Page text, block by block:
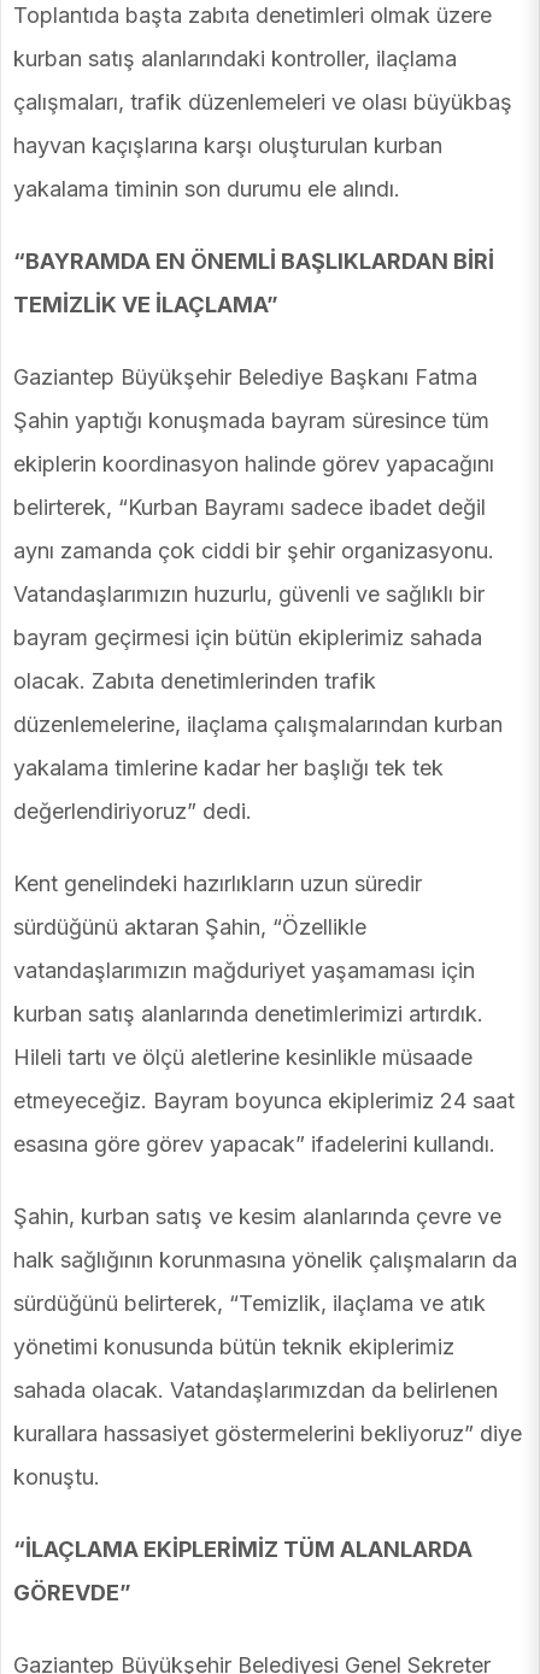
Toplantıda başta zabıta denetimleri olmak üzere
kurban satış alanlarındaki kontroller, ilaçlama
çalışmaları, trafik düzenlemeleri ve olası büyükbaş
hayvan kaçışlarına karşı oluşturulan kurban
yakalama timinin son durumu ele alındı.
“BAYRAMDA EN ÖNEMLİ BAŞLIKLARDAN BİRİ
TEMİZLİK VE İLAÇLAMA”
Gaziantep Büyükşehir Belediye Başkanı Fatma
Şahin yaptığı konuşmada bayram süresince tüm
ekiplerin koordinasyon halinde görev yapacağını
belirterek, “Kurban Bayramı sadece ibadet değil
aynı zamanda çok ciddi bir şehir organizasyonu.
Vatandaşlarımızın huzurlu, güvenli ve sağlıklı bir
bayram geçirmesi için bütün ekiplerimiz sahada
olacak. Zabıta denetimlerinden trafik
düzenlemelerine, ilaçlama çalışmalarından kurban
yakalama timlerine kadar her başlığı tek tek
değerlendiriyoruz” dedi.
Kent genelindeki hazırlıkların uzun süredir
sürdüğünü aktaran Şahin, “Özellikle
vatandaşlarımızın mağduriyet yaşamaması için
kurban satış alanlarında denetimlerimizi artırdık.
Hileli tartı ve ölçü aletlerine kesinlikle müsaade
etmeyeceğiz. Bayram boyunca ekiplerimiz 24 saat
esasına göre görev yapacak” ifadelerini kullandı.
Şahin, kurban satış ve kesim alanlarında çevre ve
halk sağlığının korunmasına yönelik çalışmaların da
sürdüğünü belirterek, “Temizlik, ilaçlama ve atık
yönetimi konusunda bütün teknik ekiplerimiz
sahada olacak. Vatandaşlarımızdan da belirlenen
kurallara hassasiyet göstermelerini bekliyoruz” diye
konuştu.
“İLAÇLAMA EKİPLERİMİZ TÜM ALANLARDA
GÖREVDE”
Gaziantep Büyükşehir Belediyesi Genel Sekreter